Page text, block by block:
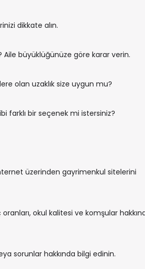
dikkate alın.
Aile büyüklüğünüze göre karar verin.
olan uzaklık size uygun mu?
farklı bir seçenek mi istersiniz?
üzerinden gayrimenkul sitelerini
okul kalitesi ve komşular
sorunlar hakkında bilgi edinin.